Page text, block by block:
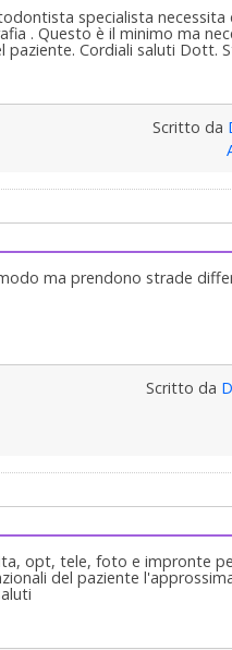
specialista necessita
. Questo è il minimo ma
Cordiali saluti Dott.
Scritto da
ma prendono strade
Scritto da
opt, tele, foto e impronte
del paziente